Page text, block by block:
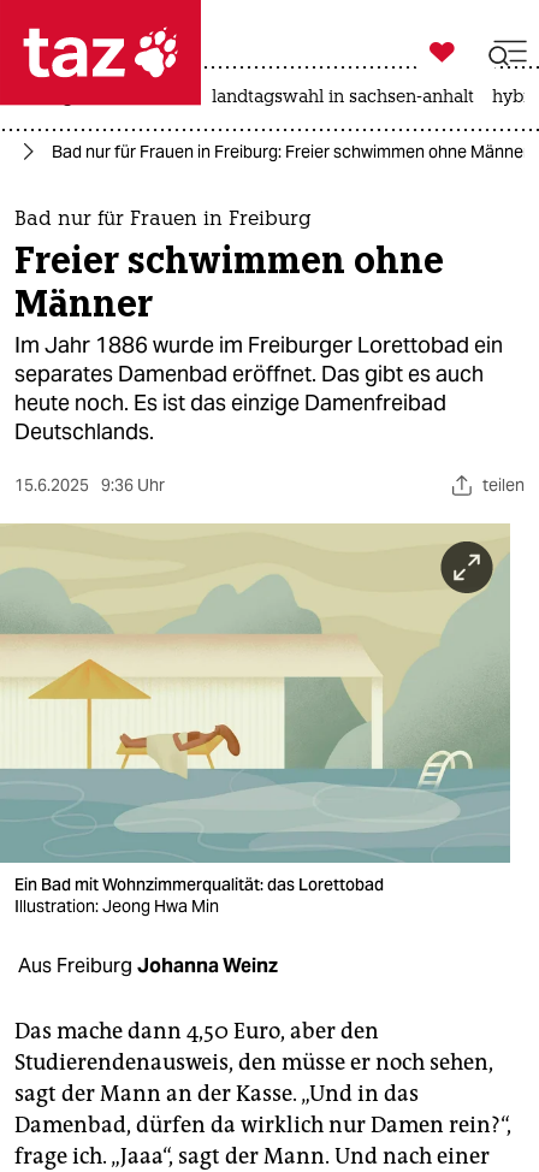
 taz zahl ich
taz zahl ich
themen
politik
öko
gesellschaft
kultur
sport
nord
wahrheit
verlag
veranstaltungen
fragen & hilfe
genossenschaft
epaper login

taz zahl ich
landtagswahl in sachsen-anhalt
Bad nur für Frauen in Freiburg: Freier schwimmen ohne Männer
Bad nur für Frauen in Freiburg
Freier schwimmen ohne
Männer
Im Jahr 1886 wurde im Freiburger Lorettobad ein
separates Damenbad eröffnet. Das gibt es auch
heute noch. Es ist das einzige Damenfreibad
Deutschlands.
15.6.2025 9:36 Uhr teilen
Ein Bad mit Wohnzimmerqualität: das Lorettobad
Illustration: Jeong Hwa Min
Aus Freiburg Johanna Weinz
Das mache dann 4,50 Euro, aber den
Studierendenausweis, den müsse er noch sehen,
sagt der Mann an der Kasse. „Und in das
Damenbad, dürfen da wirklich nur Damen rein?“,
frage ich. „Jaaa“, sagt der Mann. Und nach einer